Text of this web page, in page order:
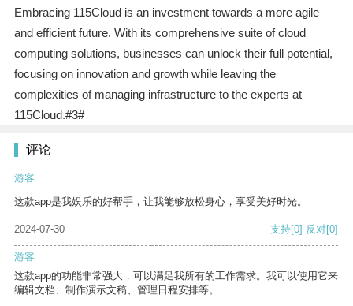
Embracing 115Cloud is an investment towards a more agile
and efficient future. With its comprehensive suite of cloud
computing solutions, businesses can unlock their full potential,
focusing on innovation and growth while leaving the
complexities of managing infrastructure to the experts at
115Cloud.#3#
评论
游客
这款app是我娱乐的好帮手，让我能够放松身心，享受美好时光。
2024-07-30 支持[0] 反对[0]
游客
这款app的功能非常强大，可以满足我所有的工作需求。我可以使用它来
编辑文档、制作演示文稿、管理日程安排等。